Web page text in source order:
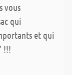
vous
qui
et qui
!!!